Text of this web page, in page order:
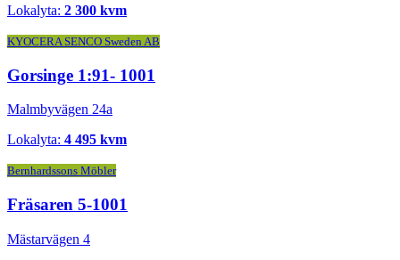
Lokalyta: 2 300 kvm
KYOCERA SENCO Sweden AB
Gorsinge 1:91- 1001
Malmbyvägen 24a
Lokalyta: 4 495 kvm
Bernhardssons Möbler
Fräsaren 5-1001
Mästarvägen 4